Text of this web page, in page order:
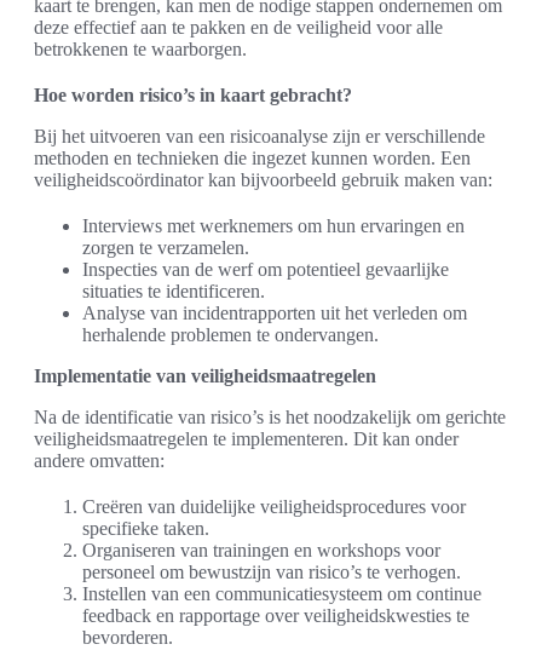
kaart te brengen, kan men de nodige stappen ondernemen om
deze effectief aan te pakken en de veiligheid voor alle
betrokkenen te waarborgen.
Hoe worden risico’s in kaart gebracht?
Bij het uitvoeren van een risicoanalyse zijn er verschillende
methoden en technieken die ingezet kunnen worden. Een
veiligheidscoördinator kan bijvoorbeeld gebruik maken van:
Interviews met werknemers om hun ervaringen en
zorgen te verzamelen.
Inspecties van de werf om potentieel gevaarlijke
situaties te identificeren.
Analyse van incidentrapporten uit het verleden om
herhalende problemen te ondervangen.
Implementatie van veiligheidsmaatregelen
Na de identificatie van risico’s is het noodzakelijk om gerichte
veiligheidsmaatregelen te implementeren. Dit kan onder
andere omvatten:
Creëren van duidelijke veiligheidsprocedures voor
specifieke taken.
Organiseren van trainingen en workshops voor
personeel om bewustzijn van risico’s te verhogen.
Instellen van een communicatiesysteem om continue
feedback en rapportage over veiligheidskwesties te
bevorderen.